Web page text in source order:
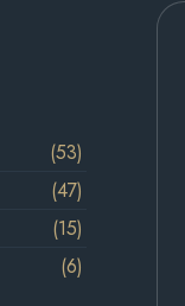
(53)
(47)
(15)
(6)